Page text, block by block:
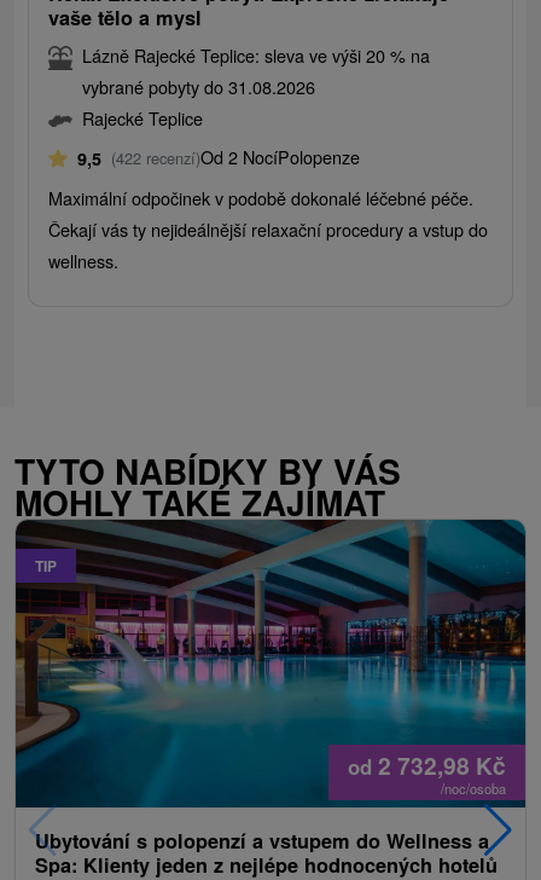
vaše tělo a mysl
Lázně Rajecké Teplice: sleva ve výši 20 % na
vybrané pobyty do 31.08.2026
Rajecké Teplice
9,5 (422 recenzí)Od 2 NocíPolopenze
Maximální odpočinek v podobě dokonalé léčebné péče.
Čekají vás ty nejideálnější relaxační procedury a vstup do
wellness.
TYTO NABÍDKY BY VÁS
MOHLY TAKÉ ZAJÍMAT
TIP
od 2 732,98 Kč
/noc/osoba
Ubytování s polopenzí a vstupem do Wellness a
Spa: Klienty jeden z nejlépe hodnocených hotelů